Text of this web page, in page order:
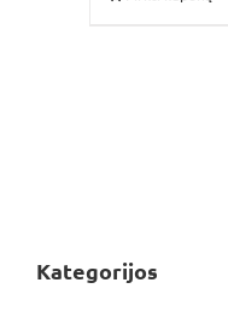
Kategorijos